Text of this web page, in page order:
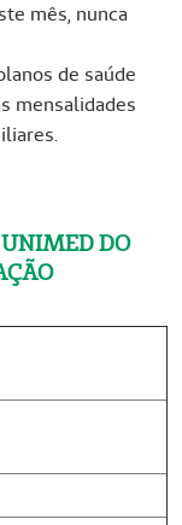
mês, nunca
de saúde
mensalidades
DO